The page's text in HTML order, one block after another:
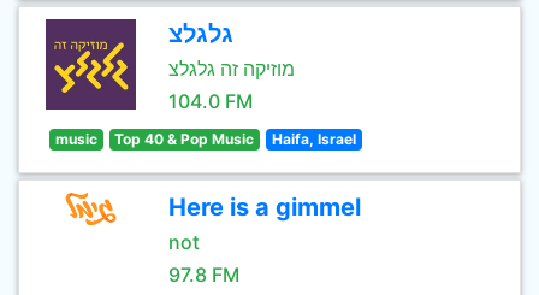
גלגלצ
מוזיקה זה גלגלצ
104.0 FM
music Top 40 & Pop Music Haifa, Israel
Here is a gimmel
not
97.8 FM